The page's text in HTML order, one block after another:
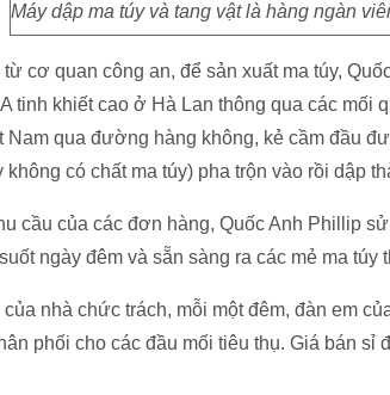
Máy dập ma túy và tang vật là hàng ngàn
cơ quan công an, để sản xuất ma túy,
tinh khiết cao ở Hà Lan thông qua các mối
Nam qua đường hàng không, kẻ cầm đầu
không có chất ma túy) pha trộn vào rồi dập
cầu của các đơn hàng, Quốc Anh Phillip
ngày đêm và sẵn sàng ra các mẻ ma túy
nhà chức trách, mỗi một đêm, đàn em
phối cho các đầu mối tiêu thụ. Giá bán sỉ